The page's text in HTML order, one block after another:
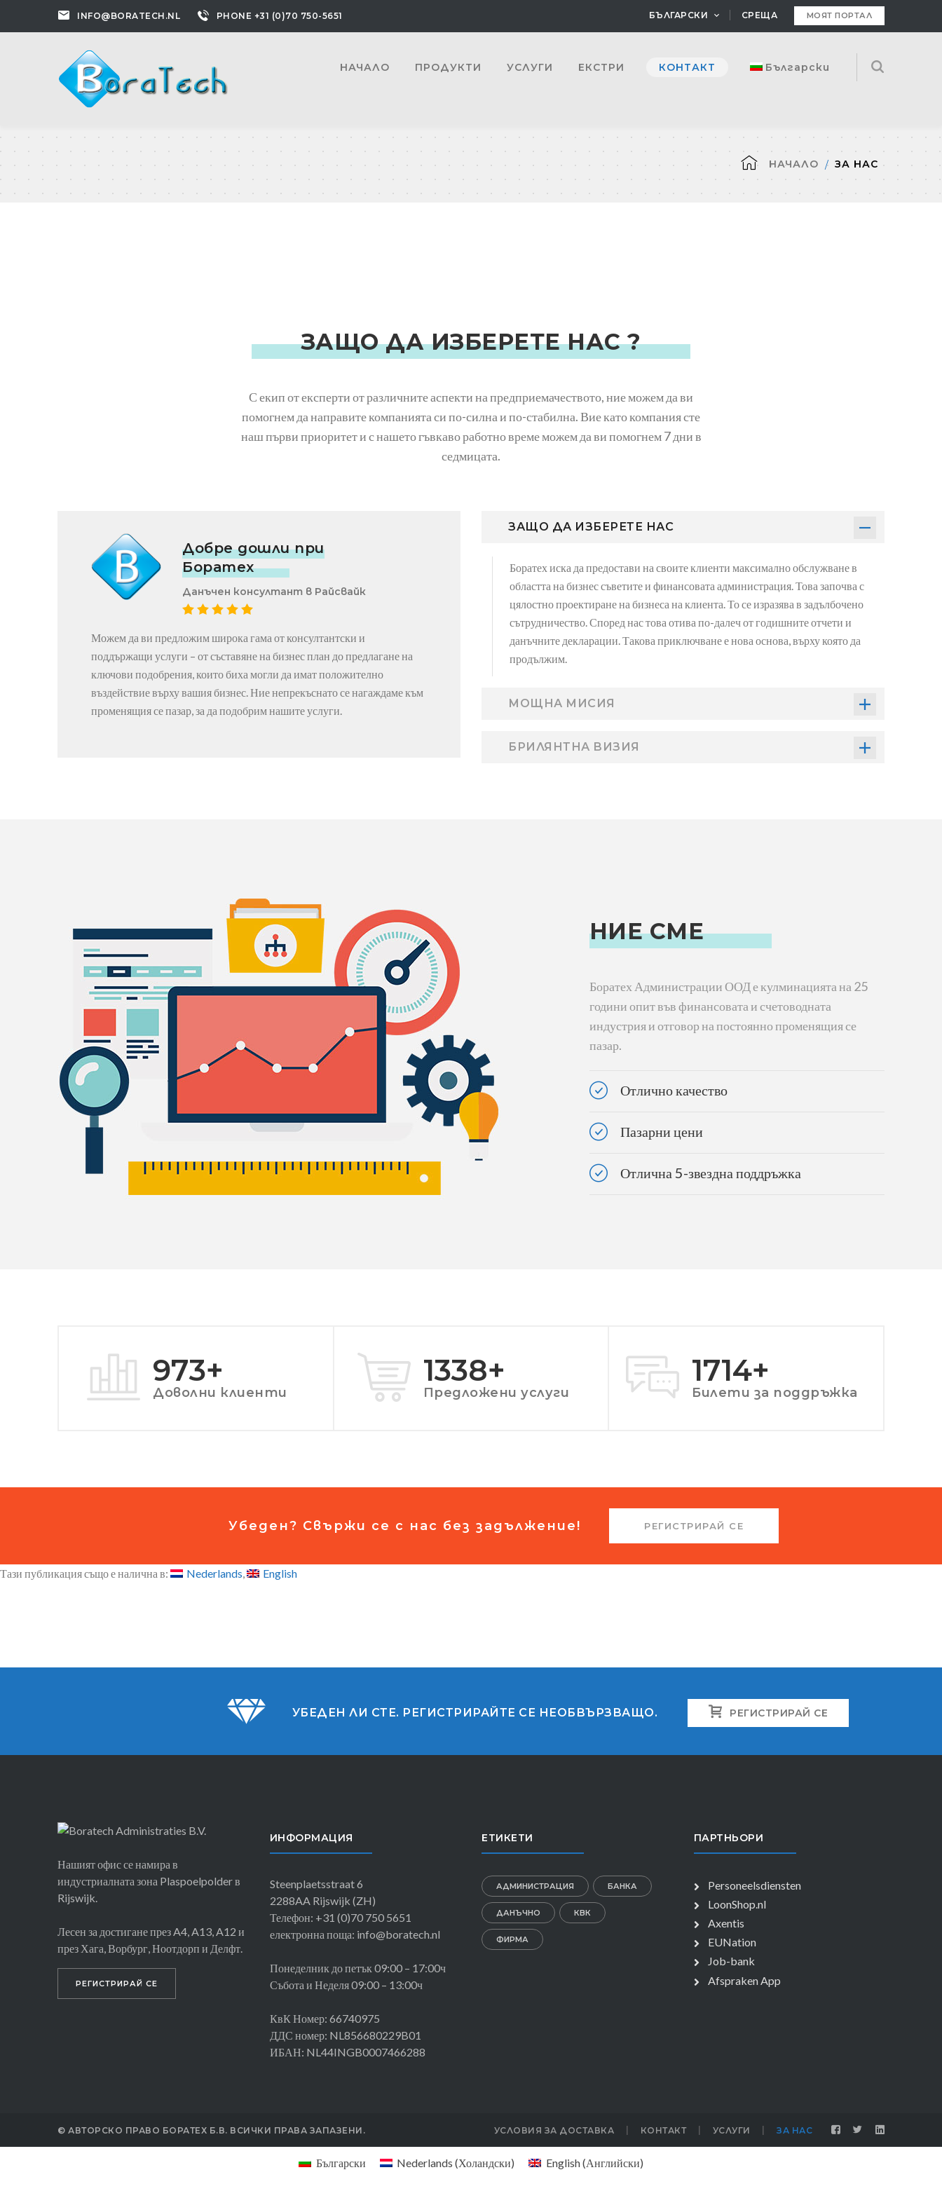
INFO@BORATECH.NL PHONE +31 (0)70 750-5651 БЪЛГАРСКИ СРЕЩА МОЯТ ПОРТАЛ
НАЧАЛО ПРОДУКТИ УСЛУГИ ЕКСТРИ КОНТАКТ Български
НАЧАЛО ЗА НАС
ЗАЩО ДА ИЗБЕРЕТЕ НАС ?
С екип от експерти от различните аспекти на предприемачеството, ние можем да ви
помогнем да направите компанията си по-силна и по-стабилна. Вие като компания сте
наш първи приоритет и с нашето гъвкаво работно време можем да ви помогнем 7 дни в
седмицата.
Добре дошли при
Боратех
Данъчен консултант в Райсвайк
Можем да ви предложим широка гама от консултантски и
поддържащи услуги – от съставяне на бизнес план до предлагане на
ключови подобрения, които биха могли да имат положително
въздействие върху вашия бизнес. Ние непрекъснато се нагаждаме към
променящия се пазар, за да подобрим нашите услуги.
ЗАЩО ДА ИЗБЕРЕТЕ НАС
Боратех иска да предостави на своите клиенти максимално обслужване в
областта на бизнес съветите и финансовата администрация. Това започва с
цялостно проектиране на бизнеса на клиента. То се изразява в задълбочено
сътрудничество. Според нас това отива по-далеч от годишните отчети и
данъчните декларации. Такова приключване е нова основа, върху която да
продължим.
МОЩНА МИСИЯ
БРИЛЯНТНА ВИЗИЯ
НИЕ СМЕ
Боратех Администрации ООД е кулминацията на 25
години опит във финансовата и счетоводната
индустрия и отговор на постоянно променящия се
пазар.
Отлично качество
Пазарни цени
Отлична 5-звездна поддръжка
1280+
Доволни клиенти
1760+
Предложени услуги
2255+
Билети за поддръжка
Убеден? Свържи се с нас без задължение! РЕГИСТРИРАЙ СЕ
Тази публикация също е налична в: Nederlands English
УБЕДЕН ЛИ СТЕ. РЕГИСТРИРАЙТЕ СЕ НЕОБВЪРЗВАЩО. РЕГИСТРИРАЙ СЕ
Нашият офис се намира в
индустриалната зона Plaspoelpolder в
Rijswijk.
Лесен за достигане през A4, A13, A12 и
през Хага, Ворбург, Ноотдорп и Делфт.
РЕГИСТРИРАЙ СЕ
ИНФОРМАЦИЯ
Steenplaetsstraat 6
2288AA Rijswijk (ZH)
Телефон: +31 (0)70 750 5651
електронна поща: info@boratech.nl
Понеделник до петък 09:00 – 17:00ч
Събота и Неделя 09:00 – 13:00ч
КвК Номер: 66740975
ДДС номер: NL856680229B01
ИБАН: NL44INGB0007466288
ЕТИКЕТИ
АДМИНИСТРАЦИЯ БАНКА
ДАНЪЧНО КВК
ФИРМА
ПАРТНЬОРИ
Personeelsdiensten
LoonShop.nl
Axentis
EUNation
Job-bank
Afspraken App
© АВТОРСКО ПРАВО БОРАТЕХ Б.В. ВСИЧКИ ПРАВА ЗАПАЗЕНИ. УСЛОВИЯ ЗА ДОСТАВКА КОНТАКТ УСЛУГИ ЗА НАС
Български Nederlands (Холандски) English(Английски)